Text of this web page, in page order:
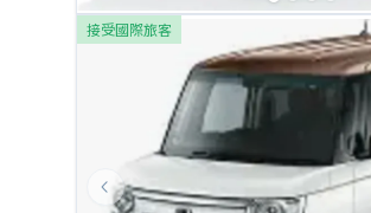
接受國際旅客
Previous slide